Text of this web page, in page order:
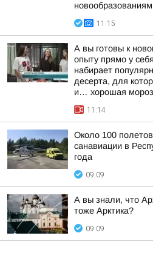
11:15
А вы готовы к
опыту прямо у
набирает
десерта, для
и… хорошая
11:14
Около 100
санавиации в
года
09:09
А вы знали, что
тоже Арктика?
09:09